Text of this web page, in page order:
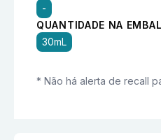
-
QUANTIDADE NA
30mL
* Não há alerta de recall